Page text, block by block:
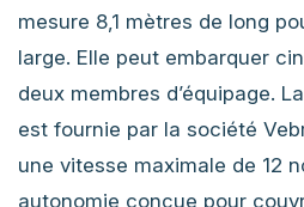
mesure 8,1 mètres de long
large. Elle peut embarquer
deux membres d’équipage.
est fournie par la société
une vitesse maximale de 12
autonomie conçue pour